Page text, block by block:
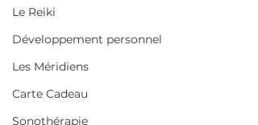
Le Reiki
Développement personnel
Les Méridiens
Carte Cadeau
Sonothérapie